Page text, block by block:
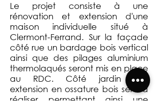
Le projet consiste à une
rénovation et extension d'une
maison individuelle situé à
Clermont-Ferrand. Sur la façade
côté rue un bardage bois vertical
ainsi que des pilages aluminium
thermolaqués seront mis en place
au RDC. Côté jardin une
extension en ossature bois sera à
réaliser permettant ainsi une